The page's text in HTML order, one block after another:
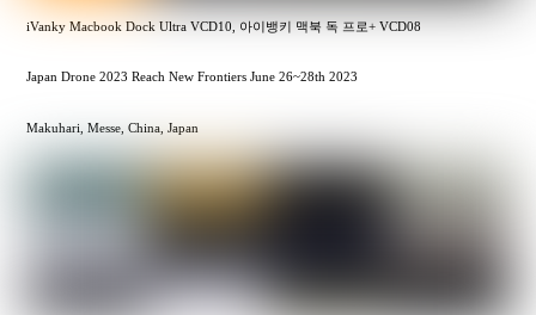
iVanky Macbook Dock Ultra VCD10, 아이뱅키 맥북 독 프로+ VCD08
Japan Drone 2023 Reach New Frontiers June 26~28th 2023
Makuhari, Messe, China, Japan